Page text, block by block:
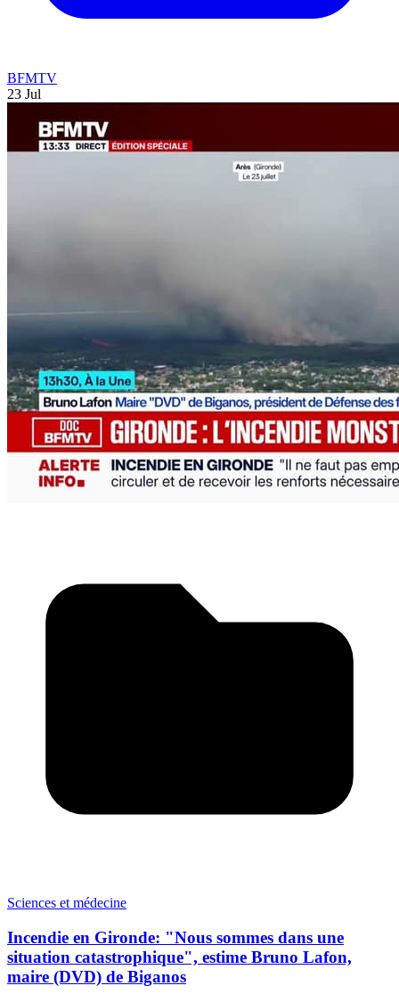
BFMTV
23 Jul
Sciences et médecine
Incendie en Gironde: "Nous sommes dans une
situation catastrophique", estime Bruno Lafon,
maire (DVD) de Biganos